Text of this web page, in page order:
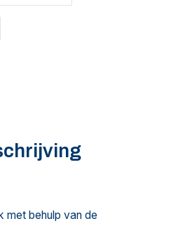
met behulp van de